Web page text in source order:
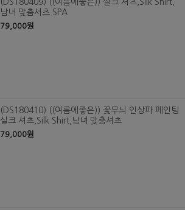
남녀 맞춤셔츠 SPA
79,000원
(DS180410) ((여름에좋은)) 꽃무늬 인상파 페인팅
실크 셔츠,Silk Shirt,남녀 맞춤셔츠
79,000원